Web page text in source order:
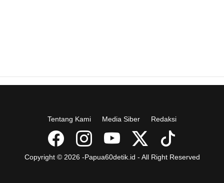
Tentang Kami Media Siber Redaksi
Copyright © 2026 -Papua60detik.id - All Right Reserved